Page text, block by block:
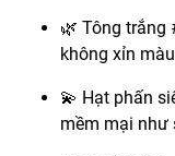
🌿 Tông trắng
không xỉn
💫 Hạt phấn
mềm mại như